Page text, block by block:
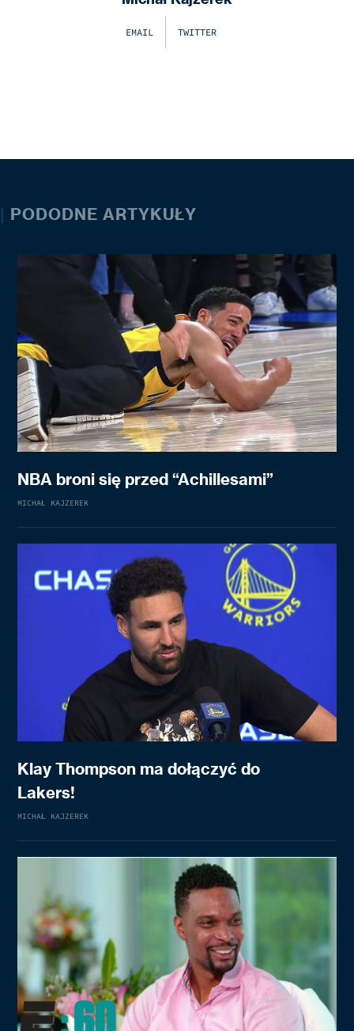
EMAIL TWITTER
| PODODNE ARTYKUŁY
NBA broni się przed “Achillesami”
MICHAŁ KAJZEREK
Klay Thompson ma dołączyć do
Lakers!
MICHAŁ KAJZEREK